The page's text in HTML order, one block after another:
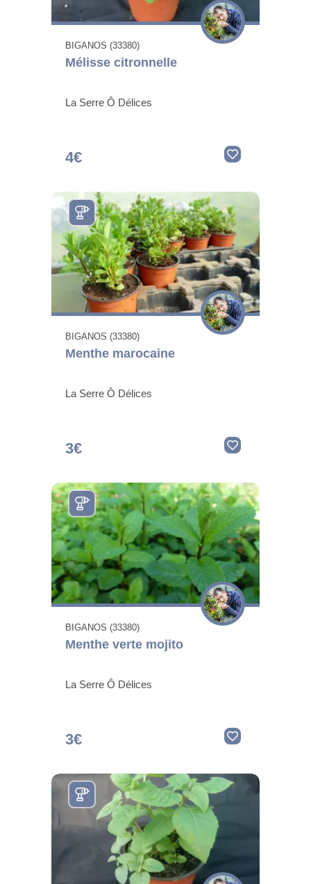
BIGANOS (33380)
Mélisse citronnelle
La Serre Ô Délices
4€
BIGANOS (33380)
Menthe marocaine
La Serre Ô Délices
3€
BIGANOS (33380)
Menthe verte mojito
La Serre Ô Délices
3€